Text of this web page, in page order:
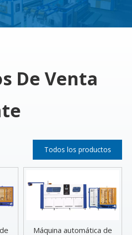
De Venta
Todos los productos
Máquina automática de